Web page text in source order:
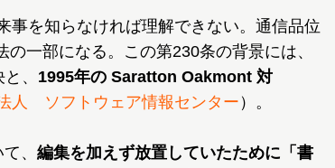
を知らなければ理解できない。通信品位
一部になる。この第230条の背景には、
、 1995年の Saratton Oakmont 対
人 ソフトウェア情報センター ）。
、 編集を加えず放置していたために「書